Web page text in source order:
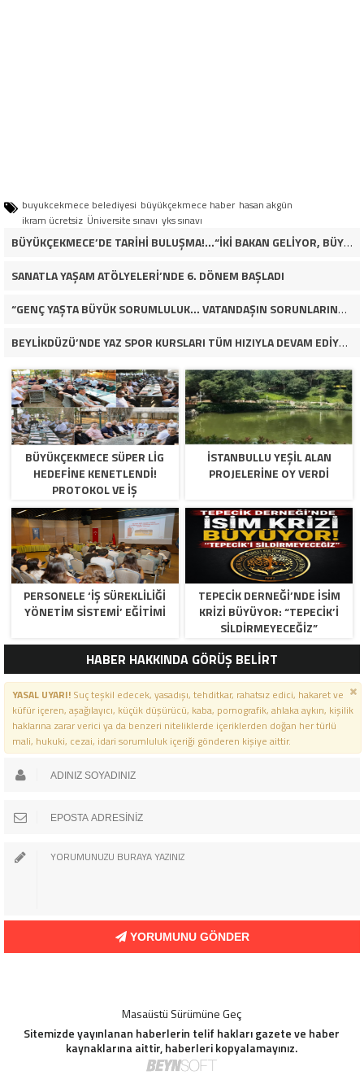
buyukcekmece belediyesi büyükçekmece haber hasan akgün
ikram ücretsiz Üniversite sınavı yks sınavı
BÜYÜKÇEKMECE’DE TARİHİ BULUŞMA!…“İKİ BAKAN GELİYOR, BÜYÜKÇEKMECE’NİN ADLİYE KADERİ DEĞİŞECEK Mİ?”
SANATLA YAŞAM ATÖLYELERİ’NDE 6. DÖNEM BAŞLADI
“GENÇ YAŞTA BÜYÜK SORUMLULUK… VATANDAŞIN SORUNLARINA ÇÖZÜM ARIYOR!”
BEYLİKDÜZÜ’NDE YAZ SPOR KURSLARI TÜM HIZIYLA DEVAM EDİYOR
BÜYÜKÇEKMECE SÜPER LİG
HEDEFİNE KENETLENDİ!
PROTOKOL VE İŞ
DÜNYASINDAN BASKETBOL
TAKIMINA TAM DESTEK…
İSTANBULLU YEŞİL ALAN
PROJELERİNE OY VERDİ
PERSONELE ‘İŞ SÜREKLİLİĞİ
YÖNETİM SİSTEMİ’ EĞİTİMİ
TEPECİK DERNEĞİ’NDE İSİM
KRİZİ BÜYÜYOR: “TEPECİK’İ
SİLDİRMEYECEĞİZ”
HABER HAKKINDA GÖRÜŞ BELİRT
YASAL UYARI!Suç teşkil edecek, yasadışı, tehditkar, rahatsız edici, hakaret ve
küfür içeren, aşağılayıcı, küçük düşürücü, kaba, pornografik, ahlaka aykırı, kişilik
haklarına zarar verici ya da benzeri niteliklerde içeriklerden doğan her türlü
mali, hukuki, cezai, idari sorumluluk içeriği gönderen kişiye aittir.
YORUMUNU GÖNDER
Masaüstü Sürümüne Geç
Sitemizde yayınlanan haberlerin telif hakları gazete ve haber
kaynaklarına aittir, haberleri kopyalamayınız.